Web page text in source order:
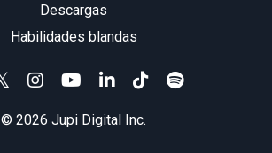
Descargas
Habilidades blandas
© 2026 Jupi Digital Inc.